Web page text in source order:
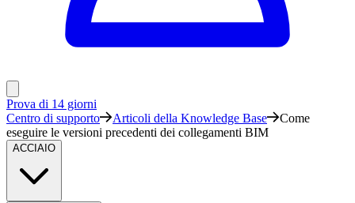
Prova di 14 giorni
Centro di supporto
Articoli della Knowledge Base
Come
eseguire le versioni precedenti dei collegamenti BIM
ACCIAIO